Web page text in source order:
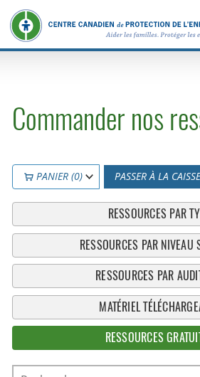
Commander nos
PANIER (0) PASSER À LA
RESSOURCES PAR
RESSOURCES PAR NIVEAU
RESSOURCES PAR
MATÉRIEL
RESSOURCES
Recherche